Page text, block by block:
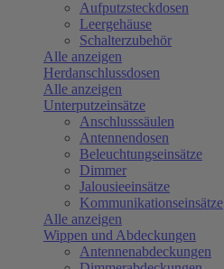
Aufputzsteckdosen
Leergehäuse
Schalterzubehör
Alle anzeigen
Herdanschlussdosen
Alle anzeigen
Unterputzeinsätze
Anschlusssäulen
Antennendosen
Beleuchtungseinsätze
Dimmer
Jalousieeinsätze
Kommunikationseinsätze
Alle anzeigen
Wippen und Abdeckungen
Antennenabdeckungen